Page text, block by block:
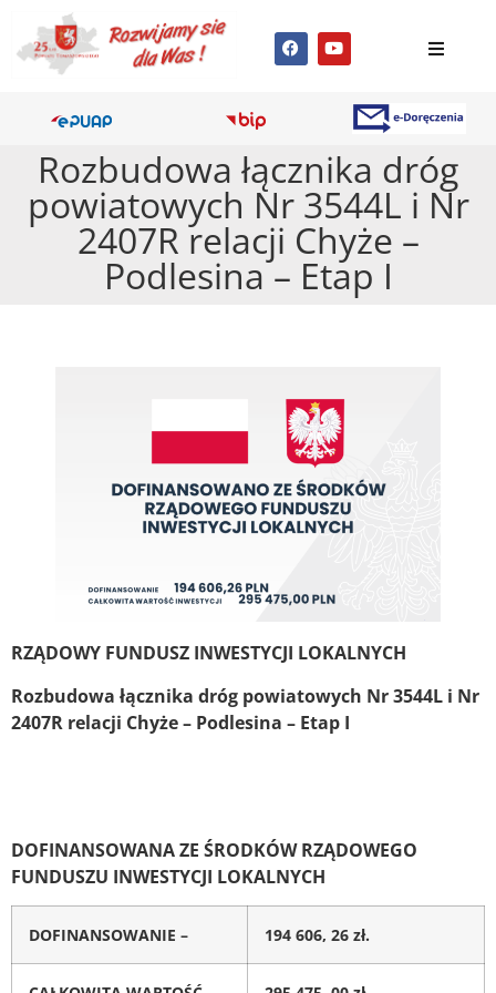
Rozbudowa łącznika dróg
powiatowych Nr 3544L i Nr
2407R relacji Chyże –
Podlesina – Etap I
RZĄDOWY FUNDUSZ INWESTYCJI LOKALNYCH
Rozbudowa łącznika dróg powiatowych Nr 3544L i Nr
2407R relacji Chyże – Podlesina – Etap I
DOFINANSOWANA ZE ŚRODKÓW RZĄDOWEGO
FUNDUSZU INWESTYCJI LOKALNYCH
DOFINANSOWANIE – 194 606, 26 zł.